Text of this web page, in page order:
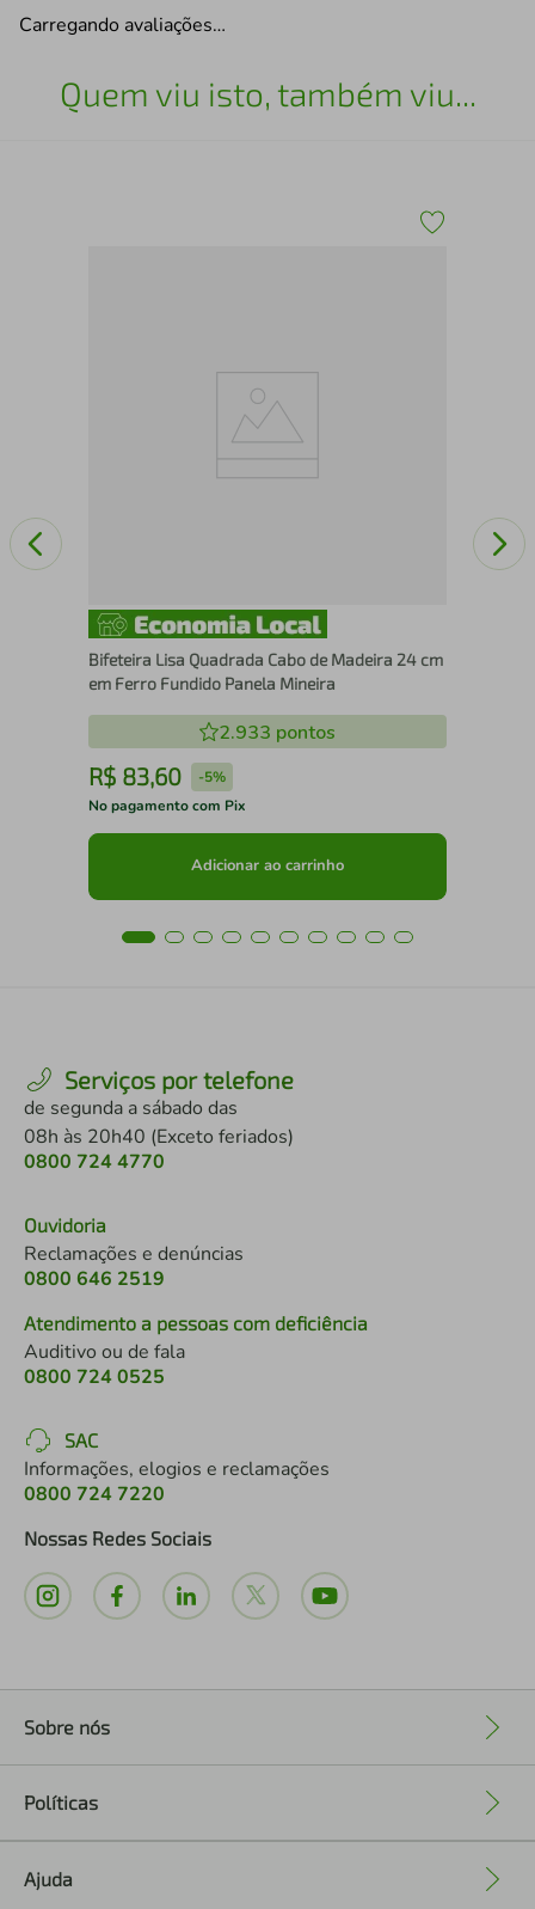
Carregando avaliações…
Quem viu isto, também viu...
Bifeteira Lisa Quadrada Cabo de Madeira 24 cm
em Ferro Fundido Panela Mineira
2.933 pontos
R$ 83,60 -5%
No pagamento com Pix
Adicionar ao carrinho
Serviços por telefone
de segunda a sábado das
08h às 20h40 (Exceto feriados)
0800 724 4770
Ouvidoria
Reclamações e denúncias
0800 646 2519
Atendimento a pessoas com deficiência
Auditivo ou de fala
0800 724 0525
SAC
Informações, elogios e reclamações
0800 724 7220
Nossas Redes Sociais
Sobre nós
Políticas
Ajuda